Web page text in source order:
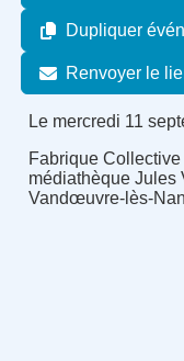
Dupliquer
Renvoyer le
Le mercredi 11
Fabrique
médiathèque Jules
Vandœuvre-lès-